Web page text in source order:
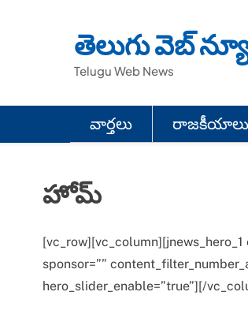
తెలుగు వెబ్
Telugu Web News
వార్తలు రాజకీయాలు
హోమ్
sponsor=””
hero_slider_enable=”true”][/